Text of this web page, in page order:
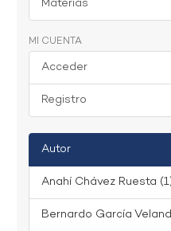
Materias
MI CUENTA
Acceder
Registro
Autor
Anahí Chávez Ruesta
Bernardo García